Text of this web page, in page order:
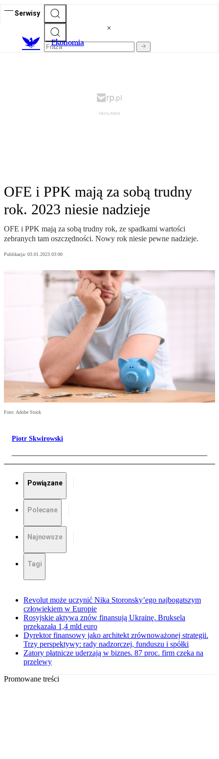
Serwisy
Ekonomia
OFE i PPK mają za sobą trudny
rok. 2023 niesie nadzieje
OFE i PPK mają za sobą trudny rok, ze spadkami wartości
zebranych tam oszczędności. Nowy rok niesie pewne nadzieje.
Publikacja: 03.01.2023 03:00
Foto: Adobe Stock
Piotr Skwirowski
Powiązane
Polecane
Najnowsze
Tagi
Revolut może uczynić Nika Storonsky’ego najbogatszym
człowiekiem w Europie
Rosyjskie aktywa znów finansują Ukrainę. Bruksela
przekazała 1,4 mld euro
Dyrektor finansowy jako architekt zrównoważonej strategii.
Trzy perspektywy: rady nadzorczej, funduszu i spółki
Zatory płatnicze uderzają w biznes. 87 proc. firm czeka na
przelewy
Promowane treści